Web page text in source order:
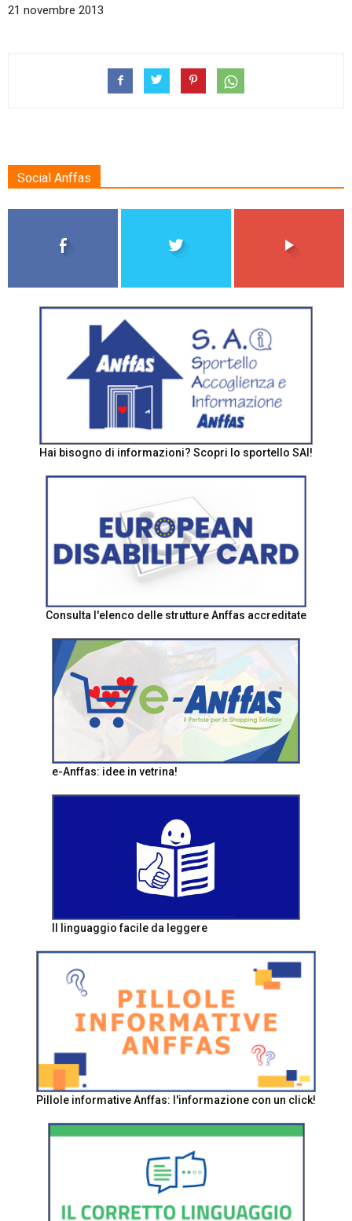
21 novembre 2013
Social Anffas
Hai bisogno di informazioni? Scopri lo sportello SAI!
Consulta l'elenco delle strutture Anffas accreditate
e-Anffas: idee in vetrina!
Il linguaggio facile da leggere
Pillole informative Anffas: l'informazione con un click!